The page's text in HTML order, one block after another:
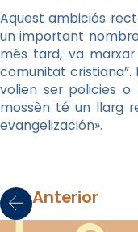
Aquest ambiciós
un important
més tard, va
comunitat cristiana”.
volien ser policies o
mossèn té un llarg
evangelización».
Anterior